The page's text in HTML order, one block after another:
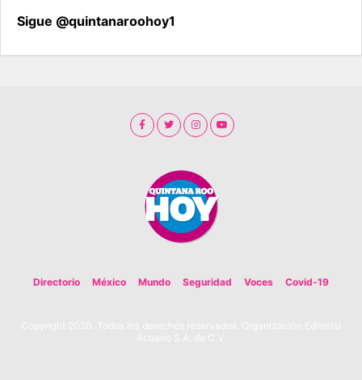
Sigue @quintanaroohoy1
Directorio México Mundo Seguridad Voces Covid-19